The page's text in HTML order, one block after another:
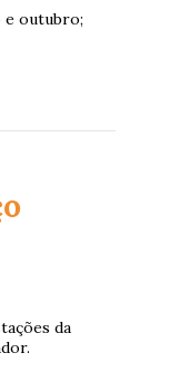
e outubro;
da